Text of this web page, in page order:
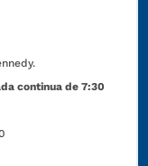
continua de 7:30